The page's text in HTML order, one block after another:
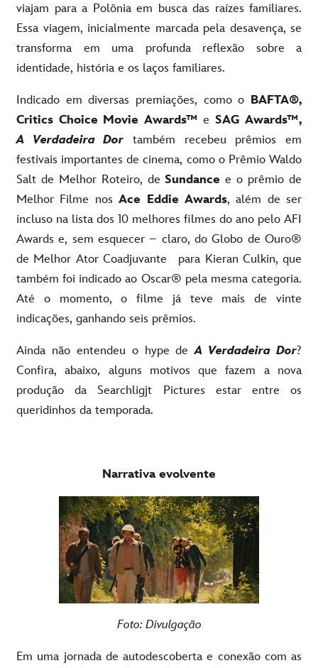
viajam para a Polônia em busca das raízes familiares.
Essa viagem, inicialmente marcada pela desavença, se
transforma em uma profunda reflexão sobre a
identidade, história e os laços familiares.
Indicado em diversas premiações, como o BAFTA®,
Critics Choice Movie Awards™ e SAG Awards™,
A Verdadeira Dor também recebeu prêmios em
festivais importantes de cinema, como o Prêmio Waldo
Salt de Melhor Roteiro, de Sundancee o prêmio de
Melhor Filme nosAce Eddie Awards, além de ser
incluso na lista dos 10 melhores filmes do ano pelo AFI
Awards e, sem esquecer – claro, do Globo de Ouro®
de Melhor Ator Coadjuvante para Kieran Culkin, que
também foi indicado ao Oscar® pela mesma categoria.
Até o momento, o filme já teve mais de vinte
indicações, ganhando seis prêmios.
Ainda não entendeu o hype deA Verdadeira Dor?
Confira, abaixo, alguns motivos que fazem a nova
produção da Searchligjt Pictures estar entre os
queridinhos da temporada.
Narrativa evolvente
Foto: Divulgação
Em uma jornada de autodescoberta e conexão com as